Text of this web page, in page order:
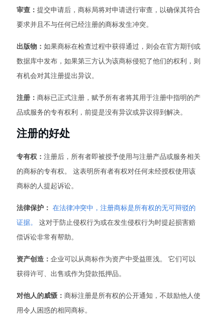
审查： 提交申请后，商标局将对申请进行审查，以确保其符合
要求并且不与任何已经注册的商标发生冲突。
出版物： 如果商标在检查过程中获得通过，则会在官方期刊或
数据库中发布，如果第三方认为该商标侵犯了他们的权利，则
有机会对其注册提出异议。
注册： 商标已正式注册，赋予所有者将其用于注册中指明的产
品或服务的专有权利，前提是没有异议或异议得到解决。
注册的好处
专有权： 注册后，所有者即被授予使用与注册产品或服务相关
的商标的专有权。 这表明所有者有权对任何未经授权使用该
商标的人提起诉讼。
法律保护： 在法律冲突中，注册商标是所有权的无可辩驳的
证据。
这对于防止侵权行为或在发生侵权行为时提起损害赔
偿诉讼非常有帮助。
资产创造： 企业可以从商标作为资产中受益匪浅。 它们可以
获得许可、出售或作为贷款抵押品。
对他人的威慑： 商标注册是所有权的公开通知，不鼓励他人使
用令人困惑的相同商标。